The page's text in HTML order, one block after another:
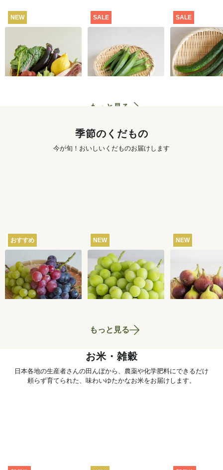
NEW
菜セット
2,980円
SALE
100g
291円
SALE
【特別価格】
り 300g
もっと見る
季節のくだもの
今が旬！おいしいくだものお届けします
おすすめ
【産地直送】葡萄畑
ふくじろうのふぞろ
い濃厚ぶどう 1.6kg
送料込 6,750円
NEW
【産地直送】やまな
し笛吹のシャインマ
スカット 1.2kg（特
栽相当）
送料込 6,580円
NEW
【産地直送】
こファームの
く 12個入り（
当）
送料込
もっと見る
お米・雑穀
日本各地の生産者さんの田んぼから、農薬や化学肥料にできるだけ
頼らず育てられた、味わいゆたかなお米をお届けします。